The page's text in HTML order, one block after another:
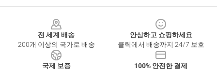
전 세계 배송
200개 이상의 국가로 배송
안심하고 쇼핑하세요
클릭에서 배송까지 24/7 보호
국제 보증
100% 안전한 결제